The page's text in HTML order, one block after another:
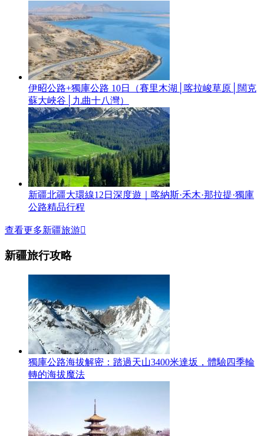
伊昭公路+獨庫公路 10日（賽里木湖│喀拉峻草原│闊克
蘇大峽谷│九曲十八灣）
新疆北疆大環線12日深度遊｜喀納斯·禾木·那拉提·獨庫
公路精品行程
查看更多新疆旅游
新疆旅行攻略
獨庫公路海拔解密：踏過天山3400米達坂，體驗四季輪
轉的海拔魔法